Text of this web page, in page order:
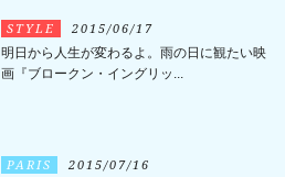
STYLE 2015/06/17
明日から人生が変わるよ。雨の日に観たい映
画『ブロークン・イングリッ...
PARIS 2015/07/16